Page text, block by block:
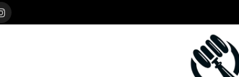
Instagram